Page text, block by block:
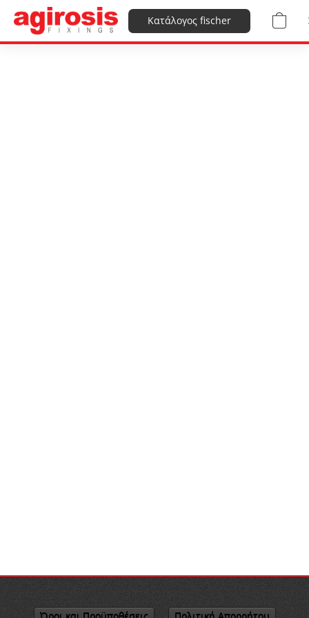
Κατάλογος fischer